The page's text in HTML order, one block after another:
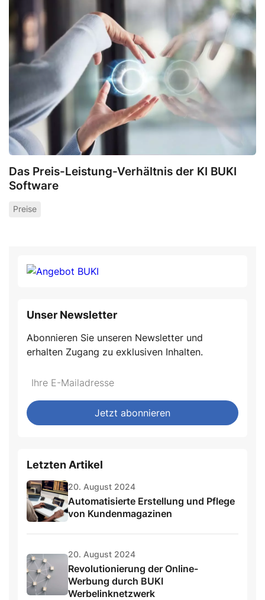
Das Preis-Leistung-Verhältnis der KI BUKI
Software
Preise
Unser Newsletter
Abonnieren Sie unseren Newsletter und
erhalten Zugang zu exklusiven Inhalten.
Do
fill
this
*Ihre
Mailadresse:
Jetzt abonnieren
Letzten Artikel
20. August 2024
Automatisierte Erstellung und Pflege
von Kundenmagazinen
20. August 2024
Revolutionierung der Online-
Werbung durch BUKI
Werbelinknetzwerk